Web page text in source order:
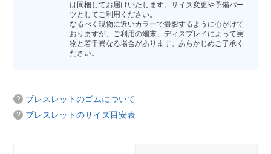
は同梱してお届けいたします。サイズ変更や予備パー
ツとしてご利用ください。
なるべく現物に近いカラーで撮影するように心がけて
おりますが、ご利用の端末、ディスプレイによって実
物と若干異なる場合があります。あらかじめご了承く
ださい。
ブレスレットのゴムについて
ブレスレットのサイズ目安表